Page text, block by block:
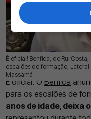
É oficial! Benfica, de Rui
escalões de formação; Lateral
Massamá
09 Jul 2026 | 15:23 | 0
É oficial. O Benfica
para os escalões de
anos de idade, deixa